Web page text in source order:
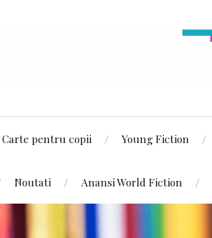
Carte pentru copii Young Fiction
Noutati Anansi World Fiction